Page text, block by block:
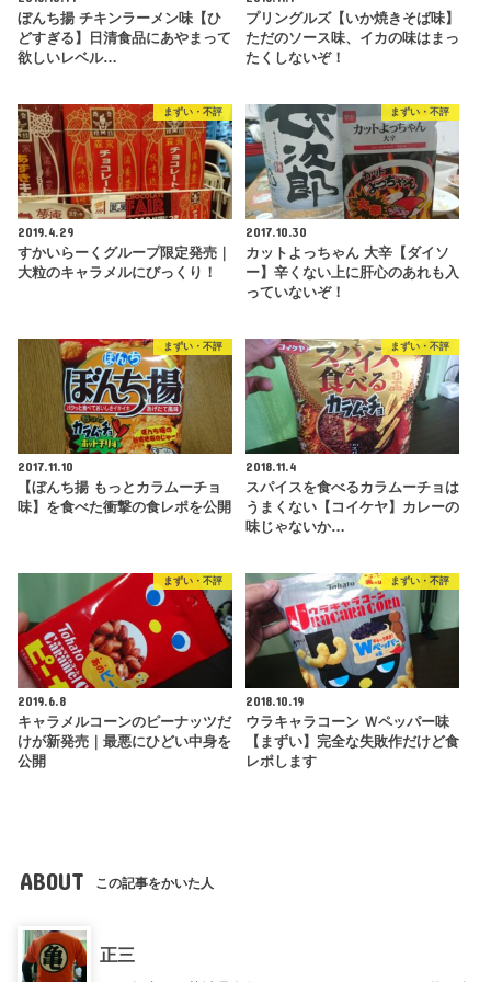
ぼんち揚 チキンラーメン味【ひ
どすぎる】日清食品にあやまって
欲しいレベル…
プリングルズ【いか焼きそば味】
ただのソース味、イカの味はまっ
たくしないぞ！
まずい・不評
2019.4.29
すかいらーくグループ限定発売｜
大粒のキャラメルにびっくり！
まずい・不評
2017.10.30
カットよっちゃん 大辛【ダイソ
ー】辛くない上に肝心のあれも入
っていないぞ！
まずい・不評
2017.11.10
【ぼんち揚 もっとカラムーチョ
味】を食べた衝撃の食レポを公開
まずい・不評
2018.11.4
スパイスを食べるカラムーチョは
うまくない【コイケヤ】カレーの
味じゃないか…
まずい・不評
2019.6.8
キャラメルコーンのピーナッツだ
けが新発売｜最悪にひどい中身を
公開
まずい・不評
2018.10.19
ウラキャラコーン Ｗペッパー味
【まずい】完全な失敗作だけど食
レポします
ABOUT この記事をかいた人
正三